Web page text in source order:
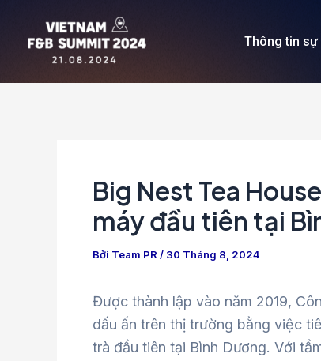
dung
Thông tin sự
Big Nest Tea
máy đầu tiên tại
Bởi Team PR / 30 Tháng 8, 2024
Được thành lập vào năm 2019,
dấu ấn trên thị trường bằng việc
trà đầu tiên tại Bình Dương. Với
hướng
bài
viết